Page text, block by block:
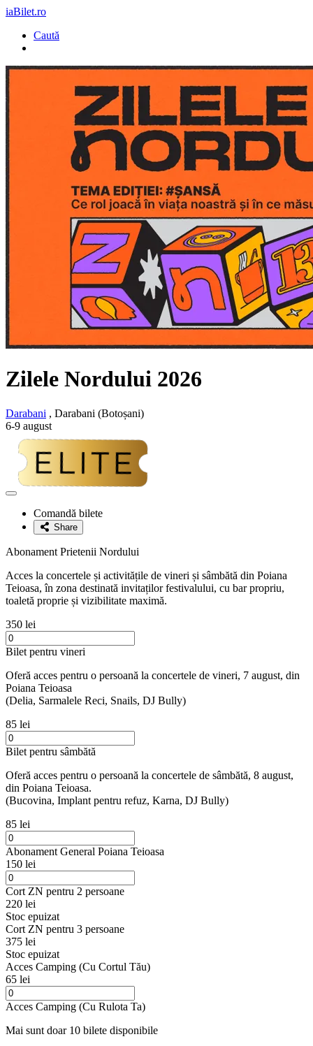
iaBilet.ro
Caută
Zilele Nordului 2026
Darabani , Darabani (Botoșani)
6-9 august
Adaugă
favoriteComandă bilete
Share
Abonament Prietenii Nordului
Acces la concertele și activitățile de vineri și sâmbătă din Poiana
Teioasa, în zona destinată invitaților festivalului, cu bar propriu,
toaletă proprie și vizibilitate maximă.
350 lei
Bilet pentru vineri
Oferă acces pentru o persoană la concertele de vineri, 7 august, din
Poiana Teioasa
(Delia, Sarmalele Reci, Snails, DJ Bully)
85 lei
Bilet pentru sâmbătă
Oferă acces pentru o persoană la concertele de sâmbătă, 8 august,
din Poiana Teioasa.
(Bucovina, Implant pentru refuz, Karna, DJ Bully)
85 lei
Abonament General Poiana Teioasa
150 lei
Cort ZN pentru 2 persoane
220 lei
Stoc epuizat
Cort ZN pentru 3 persoane
375 lei
Stoc epuizat
Acces Camping (Cu Cortul Tău)
65 lei
Acces Camping (Cu Rulota Ta)
Mai sunt doar 10 bilete disponibile